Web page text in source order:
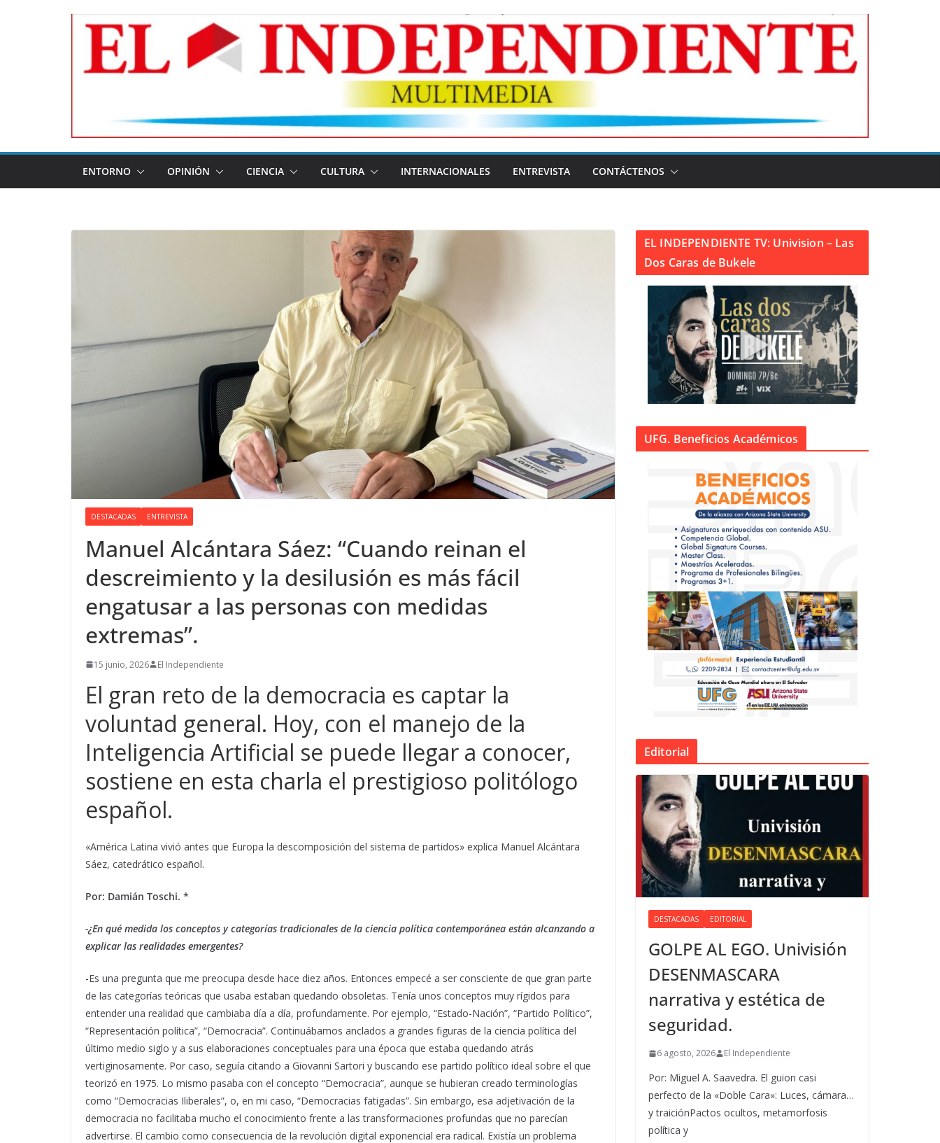
ENTORNO OPINIÓN CIENCIA CULTURA INTERNACIONALES ENTREVISTA CONTÁCTENOS
DESTACADAS ENTREVISTA
Manuel Alcántara Sáez: “Cuando reinan el
descreimiento y la desilusión es más fácil
engatusar a las personas con medidas
extremas”.
15 junio, 2026 El Independiente
El gran reto de la democracia es captar la
voluntad general. Hoy, con el manejo de la
Inteligencia Artificial se puede llegar a conocer,
sostiene en esta charla el prestigioso politólogo
español.
«América Latina vivió antes que Europa la descomposición del sistema de partidos» explica Manuel Alcántara
Sáez, catedrático español.
Por: Damián Toschi. *
-¿En qué medida los conceptos y categorías tradicionales de la ciencia política contemporánea están alcanzando a
explicar las realidades emergentes?
-Es una pregunta que me preocupa desde hace diez años. Entonces empecé a ser consciente de que gran parte
de las categorías teóricas que usaba estaban quedando obsoletas. Tenía unos conceptos muy rígidos para
entender una realidad que cambiaba día a día, profundamente. Por ejemplo, “Estado-Nación”, “Partido Político”,
“Representación política”, “Democracia”. Continuábamos anclados a grandes figuras de la ciencia política del
último medio siglo y a sus elaboraciones conceptuales para una época que estaba quedando atrás
vertiginosamente. Por caso, seguía citando a Giovanni Sartori y buscando ese partido político ideal sobre el que
teorizó en 1975. Lo mismo pasaba con el concepto “Democracia”, aunque se hubieran creado terminologías
como “Democracias Iliberales”, o, en mi caso, “Democracias fatigadas”. Sin embargo, esa adjetivación de la
democracia no facilitaba mucho el conocimiento frente a las transformaciones profundas que no parecían
advertirse. El cambio como consecuencia de la revolución digital exponencial era radical. Existía un problema
EL INDEPENDIENTE TV: Univision – Las
Dos Caras de Bukele
UFG. Beneficios Académicos
Editorial
DESTACADAS EDITORIAL
GOLPE AL EGO. Univisión
DESENMASCARA
narrativa y estética de
seguridad.
6 agosto, 2026 El Independiente
Por: Miguel A. Saavedra. El guion casi
perfecto de la «Doble Cara»: Luces, cámara…
y traiciónPactos ocultos, metamorfosis
política y